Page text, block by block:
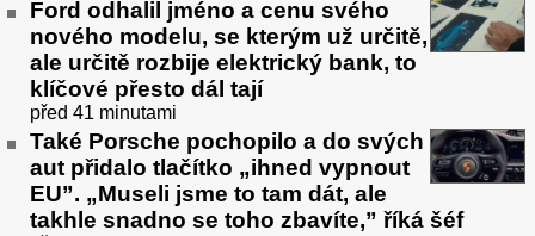
Ford odhalil jméno a cenu svého
nového modelu, se kterým už určitě,
ale určitě rozbije elektrický bank, to
klíčové přesto dál tají
před 41 minutami
Také Porsche pochopilo a do svých
aut přidalo tlačítko „ihned vypnout
EU”. „Museli jsme to tam dát, ale
takhle snadno se toho zbavíte,” říká šéf